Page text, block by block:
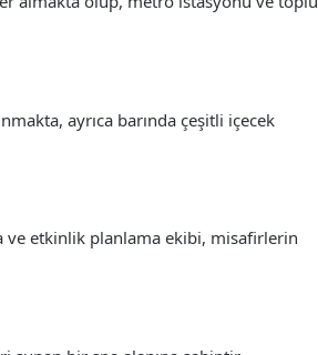
ayrıca barında çeşitli içecek
ve etkinlik planlama ekibi, misafirlerin